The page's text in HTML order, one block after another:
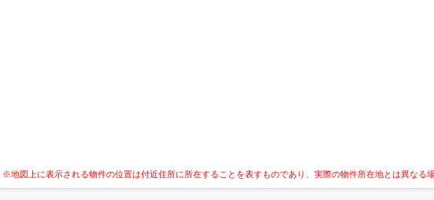
※地図上に表示される物件の位置は付近住所に所在することを表すものであり、実際の物件所在地とは異なる場